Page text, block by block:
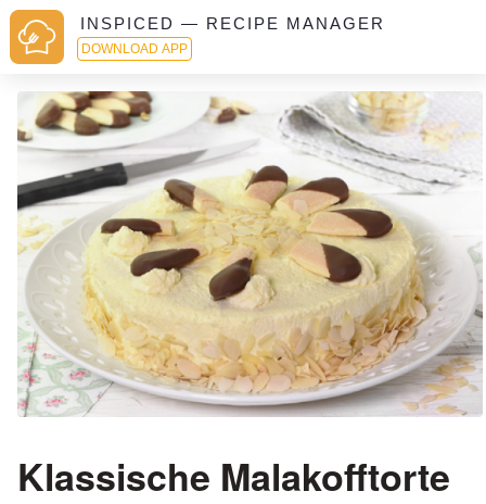
INSPICED — RECIPE MANAGER
DOWNLOAD APP
Klassische Malakofftorte